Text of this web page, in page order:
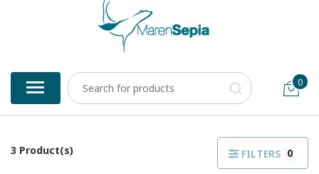
0
3 Product(s) FILTERS 0